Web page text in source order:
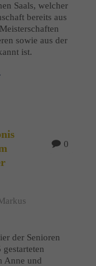
Saals, welcher
bereits aus
sowie aus der
ist.
0
der Senioren
Anne und